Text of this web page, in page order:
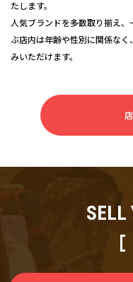
たします。
人気ブランドを多数取り揃え
ぶ店内は年齢や性別に関係な
みいただけます。
SELL